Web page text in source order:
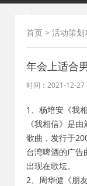
首页 > 活动策划
年会上适合
时间：2021-12-27
1、杨培安《我相
《我相信》是
歌曲，发行于
台湾啤酒的广告
出现在歌坛。
2、周华健《朋友